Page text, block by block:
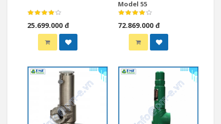
25.699.000 đ
Model 55
72.869.000 đ